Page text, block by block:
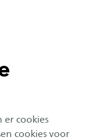
er cookies
cookies voor
maren van
ons op de
van
van ‘next